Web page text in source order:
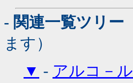
- 関連一覧ツリー
ます）
▼ - アルコ－